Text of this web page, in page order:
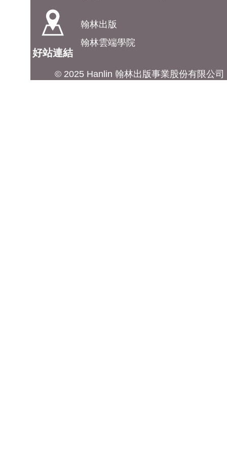
好站連結
翰林出版
翰林雲端學院
© 2025 Hanlin 翰林出版事業股份有限公司